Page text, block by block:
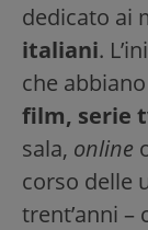
dedicato ai
italiani.
che
film, serie
sala, online
corso delle
trent’anni –